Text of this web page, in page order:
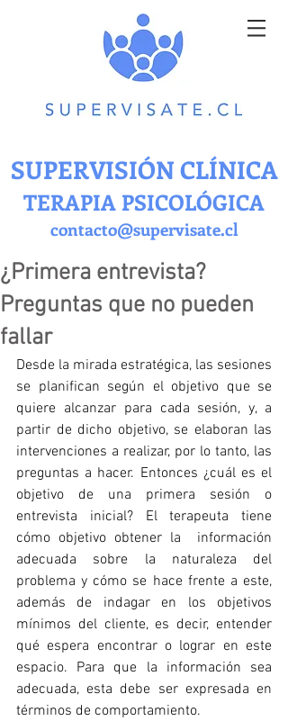
SUPERVISIÓN CLÍNICA
TERAPIA PSICOLÓGICA
contacto@supervisate.cl
¿Primera entrevista?
Preguntas que no pueden
fallar
Desde la mirada estratégica, las sesiones
se planifican según el objetivo que se
quiere alcanzar para cada sesión, y, a
partir de dicho objetivo, se elaboran las
intervenciones a realizar, por lo tanto, las
preguntas a hacer. Entonces ¿cuál es el
objetivo de una primera sesión o
entrevista inicial? El terapeuta tiene
cómo objetivo obtener la  información
adecuada sobre la naturaleza del
problema y cómo se hace frente a este,
además de indagar en los objetivos
mínimos del cliente, es decir, entender
qué espera encontrar o lograr en este
espacio. Para que la información sea
adecuada, esta debe ser expresada en
términos de comportamiento.